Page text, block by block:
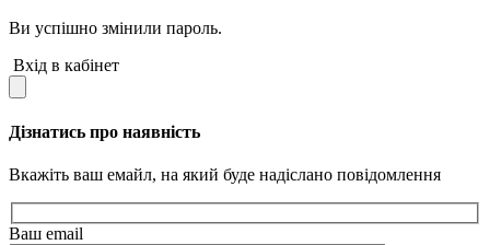
Ви успішно змінили пароль.
Вхід в кабінет
Дізнатись про наявність
Вкажіть ваш емайл, на який буде надіслано повідомлення
Ваш email